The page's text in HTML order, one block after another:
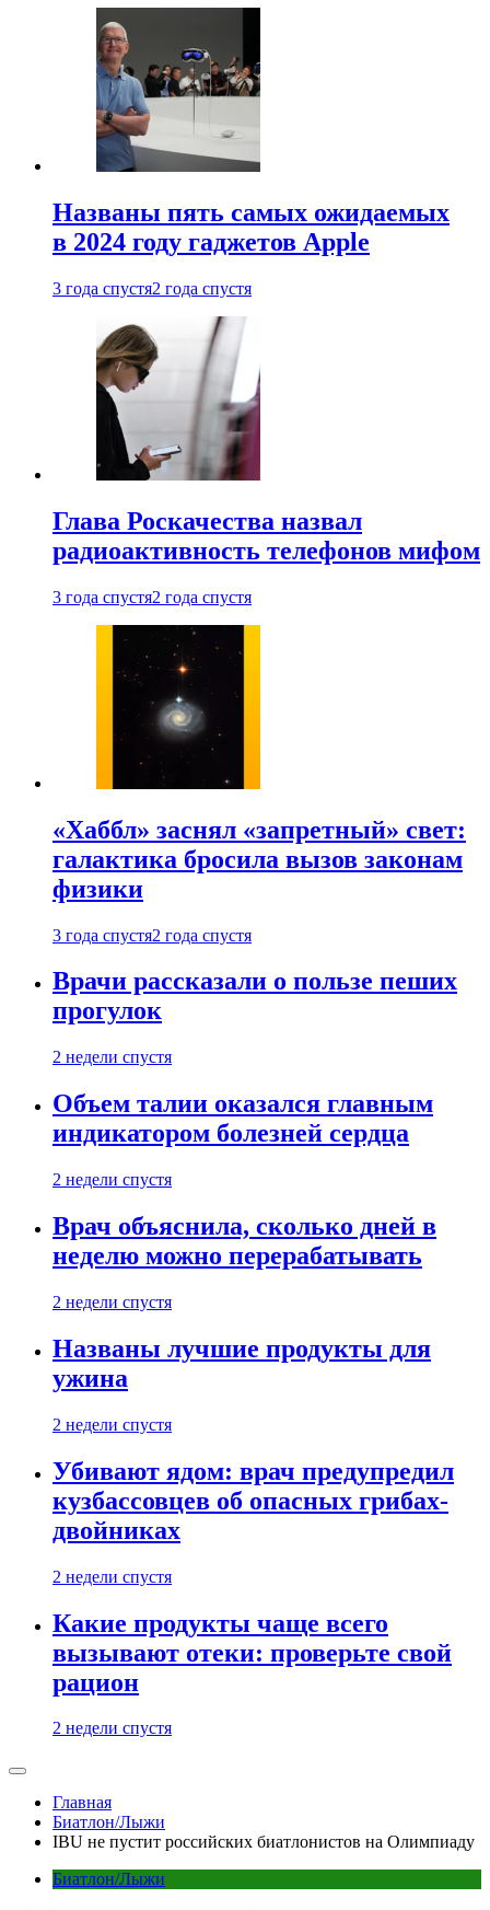
Названы пять самых ожидаемых
в 2024 году гаджетов Apple
3 года спустя2 года спустя
Глава Роскачества назвал
радиоактивность телефонов мифом
3 года спустя2 года спустя
«Хаббл» заснял «запретный» свет:
галактика бросила вызов законам
физики
3 года спустя2 года спустя
Врачи рассказали о пользе пеших
прогулок
2 недели спустя
Объем талии оказался главным
индикатором болезней сердца
2 недели спустя
Врач объяснила, сколько дней в
неделю можно перерабатывать
2 недели спустя
Названы лучшие продукты для
ужина
2 недели спустя
Убивают ядом: врач предупредил
кузбассовцев об опасных грибах-
двойниках
2 недели спустя
Какие продукты чаще всего
вызывают отеки: проверьте свой
рацион
2 недели спустя
Главная
Биатлон/Лыжи
IBU не пустит российских биатлонистов на Олимпиаду
Биатлон/Лыжи